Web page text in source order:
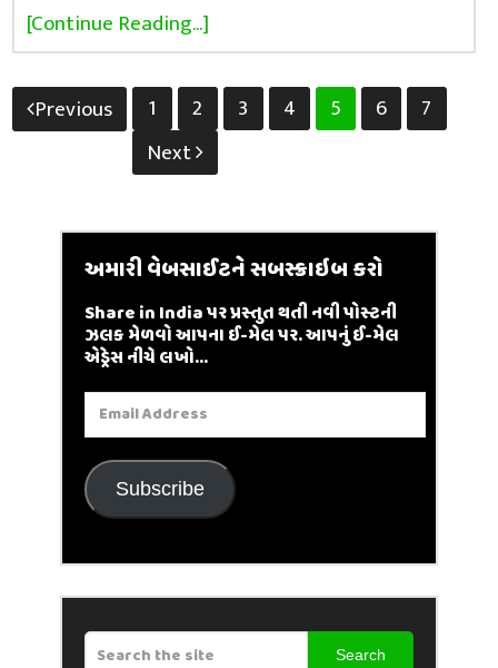
[Continue Reading...]
Posts
pagination
Previous 1 2 3 4 5 6
7
Next
અમારી વેબસાઈટને સબસ્ક્રાઇબ કરો
Share in India પર પ્રસ્તુત થતી નવી પોસ્ટની
ઝલક મેળવો આપના ઈ-મેલ પર. આપનું ઈ-મેલ
એડ્રેસ નીચે લખો...
Email
Address
Subscribe
Search